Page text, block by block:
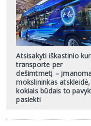
Atsisakyti iškastinio
transporte per
dešimtmetį –
mokslininkas atskleidė,
kokiais būdais to
pasiekti